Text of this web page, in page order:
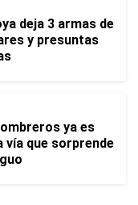
deja 3 armas de
y presuntas
ya es
vía que sorprende